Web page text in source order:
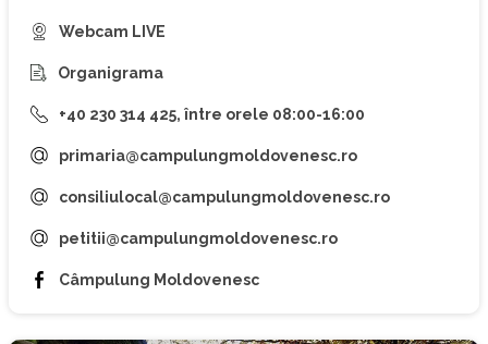
Webcam LIVE
Organigrama
+40 230 314 425, între orele 08:00-16:00
primaria@campulungmoldovenesc.ro
consiliulocal@campulungmoldovenesc.ro
petitii@campulungmoldovenesc.ro
Câmpulung Moldovenesc